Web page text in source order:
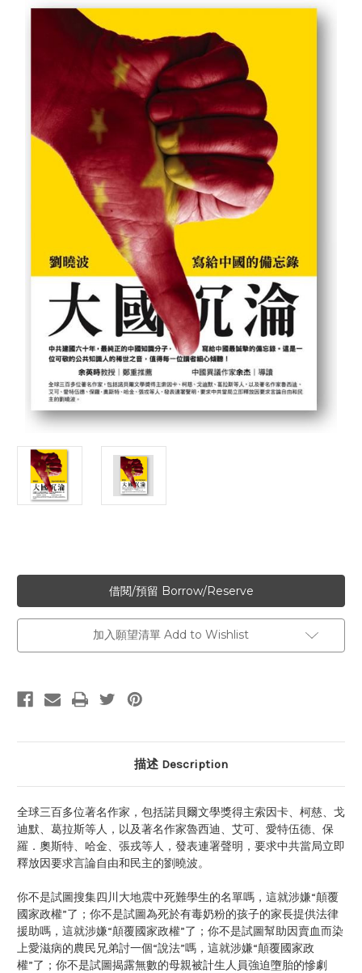
加入願望清單 Add to Wishlist
描述 Description
全球三百多位著名作家，包括諾貝爾文學獎得主索因卡、柯慈、戈
迪默、葛拉斯等人，以及著名作家魯西迪、艾可、愛特伍德、保
羅．奧斯特、哈金、張戎等人，發表連署聲明，要求中共當局立即
釋放因要求言論自由和民主的劉曉波。
你不是試圖搜集四川大地震中死難學生的名單嗎，這就涉嫌“顛覆
國家政權”了；你不是試圖為死於有毒奶粉的孩子的家長提供法律
援助嗎，這就涉嫌“顛覆國家政權”了；你不是試圖幫助因賣血而染
上愛滋病的農民兄弟討一個“說法”嗎，這就涉嫌“顛覆國家政
權”了；你不是試圖揭露無數的母親被計生人員強迫墮胎的慘劇